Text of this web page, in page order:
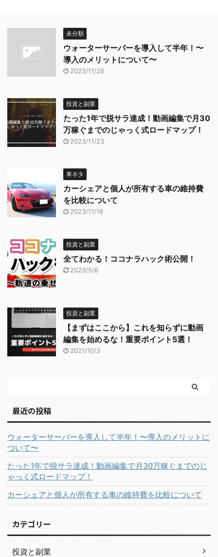
未分類
ウォーターサーバーを導入して半年！〜
導入のメリットについて〜
2023/11/26
投資と副業
たった1年で脱サラ達成！動画編集で月30
万稼ぐまでのじゃっく式ロードマップ！
2023/11/23
車ネタ
カーシェアと個人が所有する車の維持費
を比較について
2023/11/18
投資と副業
全てわかる！ココナラハック術公開！
2023/5/6
投資と副業
【まずはここから】これを知らずに動画
編集を始めるな！重要ポイント5選！
2021/10/3
最近の投稿
ウォーターサーバーを導入して半年！〜導入のメリットに
ついて〜
たった1年で脱サラ達成！動画編集で月30万稼ぐまでのじ
ゃっく式ロードマップ！
カーシェアと個人が所有する車の維持費を比較について
カテゴリー
投資と副業